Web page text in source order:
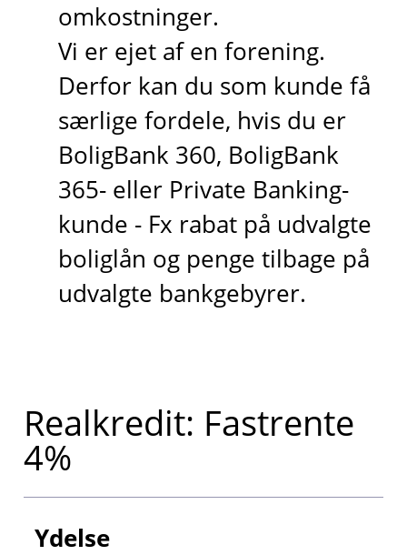
omkostninger.
Vi er ejet af en forening.
Derfor kan du som kunde få
særlige fordele, hvis du er
BoligBank 360, BoligBank
365- eller Private Banking-
kunde - Fx rabat på udvalgte
boliglån og penge tilbage på
udvalgte bankgebyrer.
Realkredit: Fastrente
4%
Ydelse